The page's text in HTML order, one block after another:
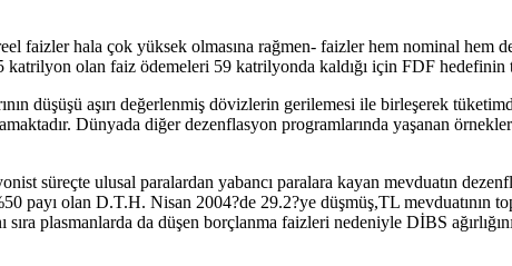
faizler hala çok yüksek olmasına rağmen- faizler hem nominal hem
katrilyon olan faiz ödemeleri 59 katrilyonda kaldığı için FDF hedefinin
düşüşü aşırı değerlenmiş dövizlerin gerilemesi ile birleşerek
Dünyada diğer dezenflasyon programlarında yaşanan
süreçte ulusal paralardan yabancı paralara kayan mevduatın
payı olan D.T.H. Nisan 2004?de 29.2?ye düşmüş,TL mevduatının
plasmanlarda da düşen borçlanma faizleri nedeniyle DİBS